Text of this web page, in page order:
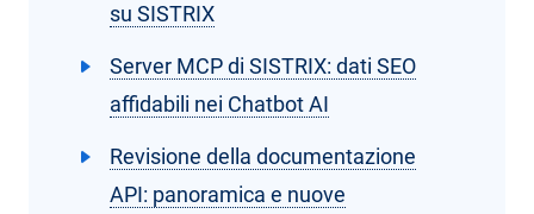
su SISTRIX
Server MCP di SISTRIX: dati SEO
affidabili nei Chatbot AI
Revisione della documentazione
API: panoramica e nuove